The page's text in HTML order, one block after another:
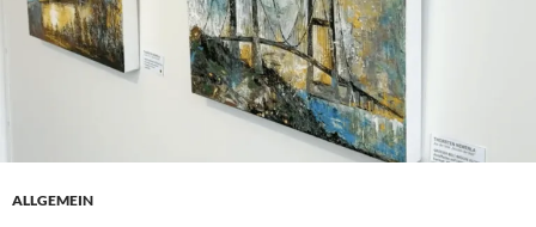
ALLGEMEIN